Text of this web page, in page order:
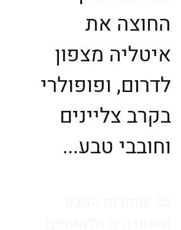
החוצה את
איטליה מצפון
לדרום, ופופולרי
בקרב צליינים
וחובבי טבע...